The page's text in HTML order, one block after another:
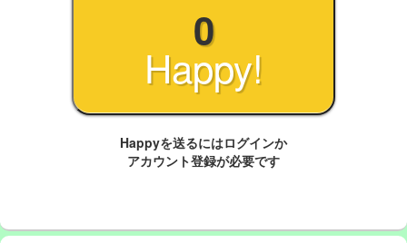
0
Happy!
Happyを送るにはログインか
アカウント登録が必要です